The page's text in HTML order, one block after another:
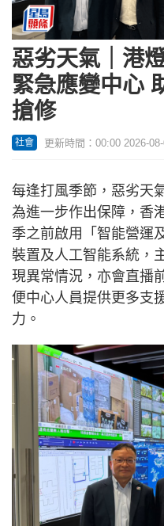
惡劣天氣｜港
緊急應變中心
搶修
社會 更新時間：00:00 2026-
每逢打風季節，惡劣天
為進一步作出保障，香
季之前啟用「智能營運
裝置及人工智能系統，
現異常情況，亦會直播
便中心人員提供更多支
力。